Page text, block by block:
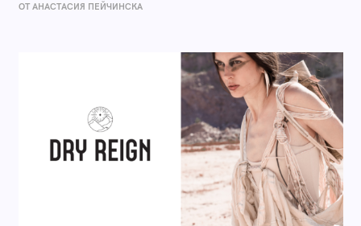
ОТ AНАСТАСИЯ ПЕЙЧИНСКА